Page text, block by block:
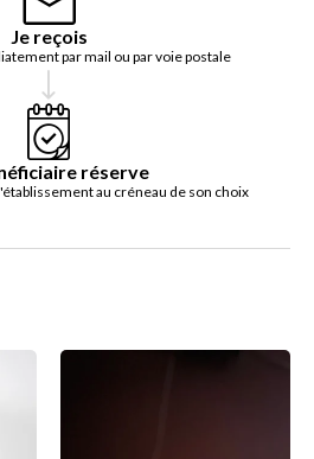
Je reçois
par mail ou par voie postale
réserve
au créneau de son choix